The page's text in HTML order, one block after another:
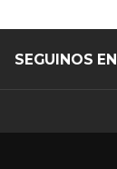
SEGUINOS EN